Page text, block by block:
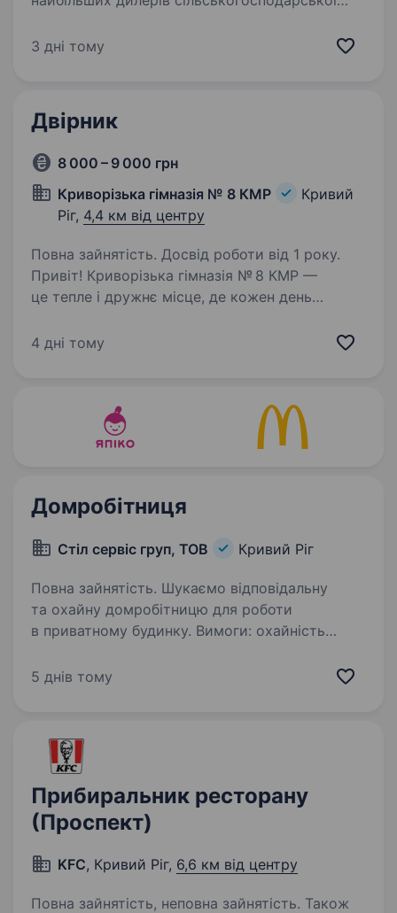
в команду Різноробочого. Телефонуйте
3 дні тому
Двірник
8 000 – 9 000 грн
Криворізька гімназія № 8 КМР
Кривий
Ріг, 4,4 км від центру
Повна зайнятість. Досвід роботи від 1 року.
Привіт! Криворізька гімназія № 8 КМР —
це тепле і дружнє місце, де кожен день
та розвитку наших учнів. Ми шукаємо
4 дні тому
Домробітниця
Стіл сервіс груп, ТОВ Кривий Ріг
Повна зайнятість. Шукаємо відповідальну
та охайну домробітницю для роботи
в приватному будинку. Вимоги: охайність
порядність і чесність; уважність до деталей;
5 днів тому
Прибиральник ресторану
(Проспект)
KFC, Кривий Ріг, 6,6 км від центру
Повна зайнятість, неповна зайнятість. Також